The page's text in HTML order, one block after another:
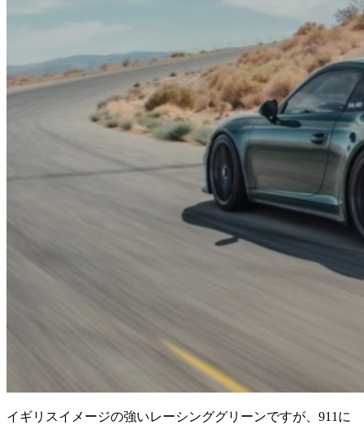
イギリスイメージの強いレーシンググリーンですが、911に